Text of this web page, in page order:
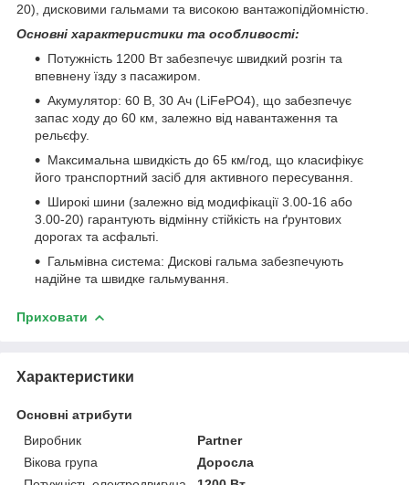
20), дисковими гальмами та високою вантажопідйомністю.
Основні характеристики та особливості:
Потужність 1200 Вт забезпечує швидкий розгін та
впевнену їзду з пасажиром.
Акумулятор: 60 В, 30 Ач (LiFePO4), що забезпечує
запас ходу до 60 км, залежно від навантаження та
рельєфу.
Максимальна швидкість до 65 км/год, що класифікує
його транспортний засіб для активного пересування.
Широкі шини (залежно від модифікації 3.00-16 або
3.00-20) гарантують відмінну стійкість на ґрунтових
дорогах та асфальті.
Гальмівна система: Дискові гальма забезпечують
надійне та швидке гальмування.
Приховати
Характеристики
Основні атрибути
Виробник
Partner
Вікова група
Доросла